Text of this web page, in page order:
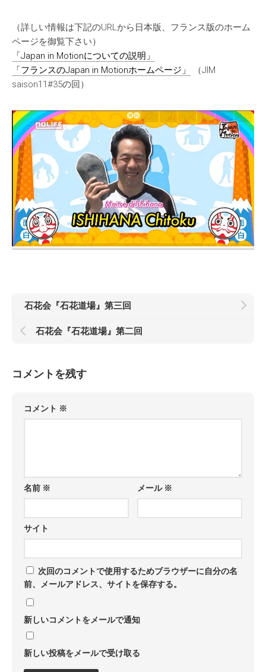
（詳しい情報は下記のURLから日本版、フランス版のホーム
ページを御覧下さい）
「Japan in Motionについての説明」
「フランスのJapan in Motionホームページ」
（JIM
saison11#35の回）
石花会『石花道場』第三回
石花会『石花道場』第二回
コメントを残す
コメント ※
名前 ※ メール ※
サイト
次回のコメントで使用するためブラウザーに自分の名
前、メールアドレス、サイトを保存する。
新しいコメントをメールで通知
新しい投稿をメールで受け取る